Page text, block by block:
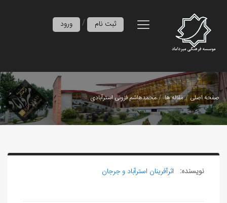
ورود / ثبت نام
صفحه اصلی مقاله ها محمدهاشم فزونی استرآبادی
نویسنده: اثرآفرينان استرآباد و جرجان